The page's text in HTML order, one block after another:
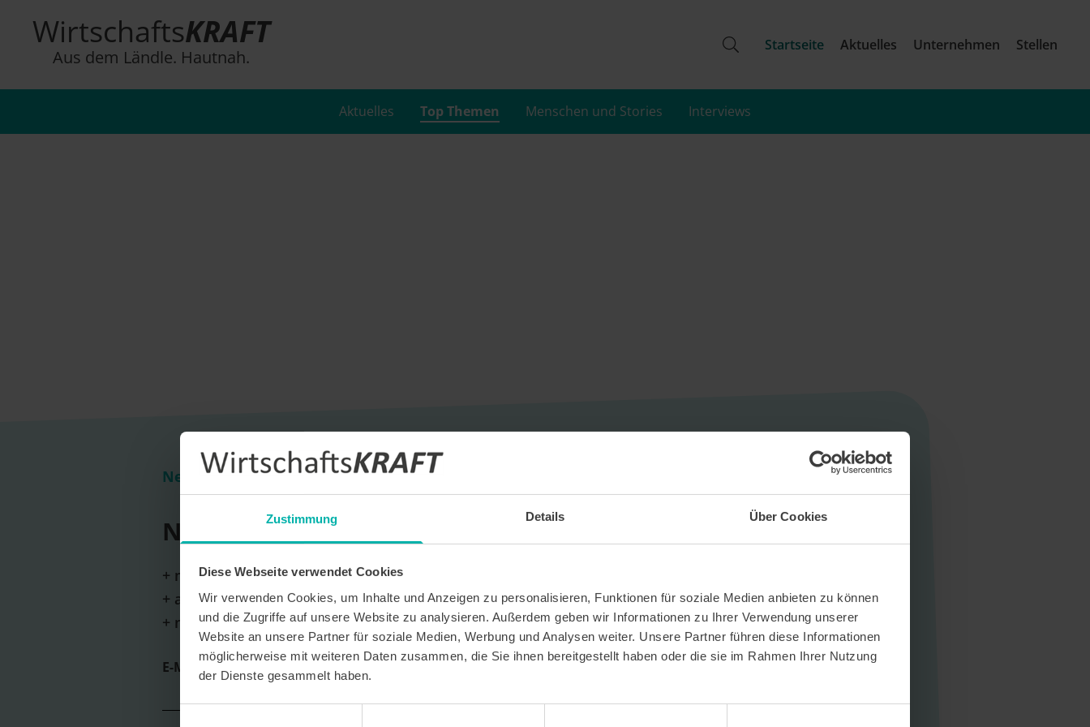
Zustimmung Details Über Cookies
Diese Webseite verwendet Cookies
Wir verwenden Cookies, um Inhalte und Anzeigen zu personalisieren, Funktionen für soziale Medien anbieten zu können
und die Zugriffe auf unsere Website zu analysieren. Außerdem geben wir Informationen zu Ihrer Verwendung unserer
Website an unsere Partner für soziale Medien, Werbung und Analysen weiter. Unsere Partner führen diese Informationen
möglicherweise mit weiteren Daten zusammen, die Sie ihnen bereitgestellt haben oder die sie im Rahmen Ihrer Nutzung
der Dienste gesammelt haben.
Einwilligungsauswahl
WirtschaftsKRAFT
Aus dem Ländle. Hautnah.
Startseite Aktuelles Unternehmen Stellen
Aktuelles Top Themen Menschen und Stories Interviews
Newsletter Anmeldung
Newsletter Anmeldung
+ monatliche Erscheinung
+ aktuelle Themen und wichtige Termine
+ neue Unternehmensportraits und Unternehmensprofile
E-Mail *